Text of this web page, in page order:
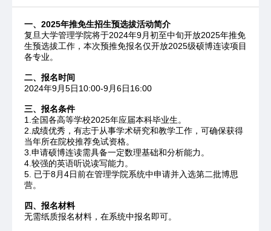
一、2025年推免生招生预选拔活动简介
复旦大学管理学院将于2024年9月初至中旬开放2025年推免
生预选拔工作，本次预推免报名仅开放2025级硕博连读项目
各专业。
二、报名时间
2024年9月5日10:00-9月6日16:00
三、报名条件
1.全国各高等学校2025年应届本科毕业生。
2.成绩优秀，有志于从事学术研究和教学工作，可确保获得
当年所在院校推荐免试资格。
3.申请硕博连读需具备一定数理基础和分析能力。
4.较强的英语听说读写能力。
5. 已于8月4日前在管理学院系统中申请并入选第二批博思
营。
四、报名材料
无需纸质报名材料，在系统中报名即可。